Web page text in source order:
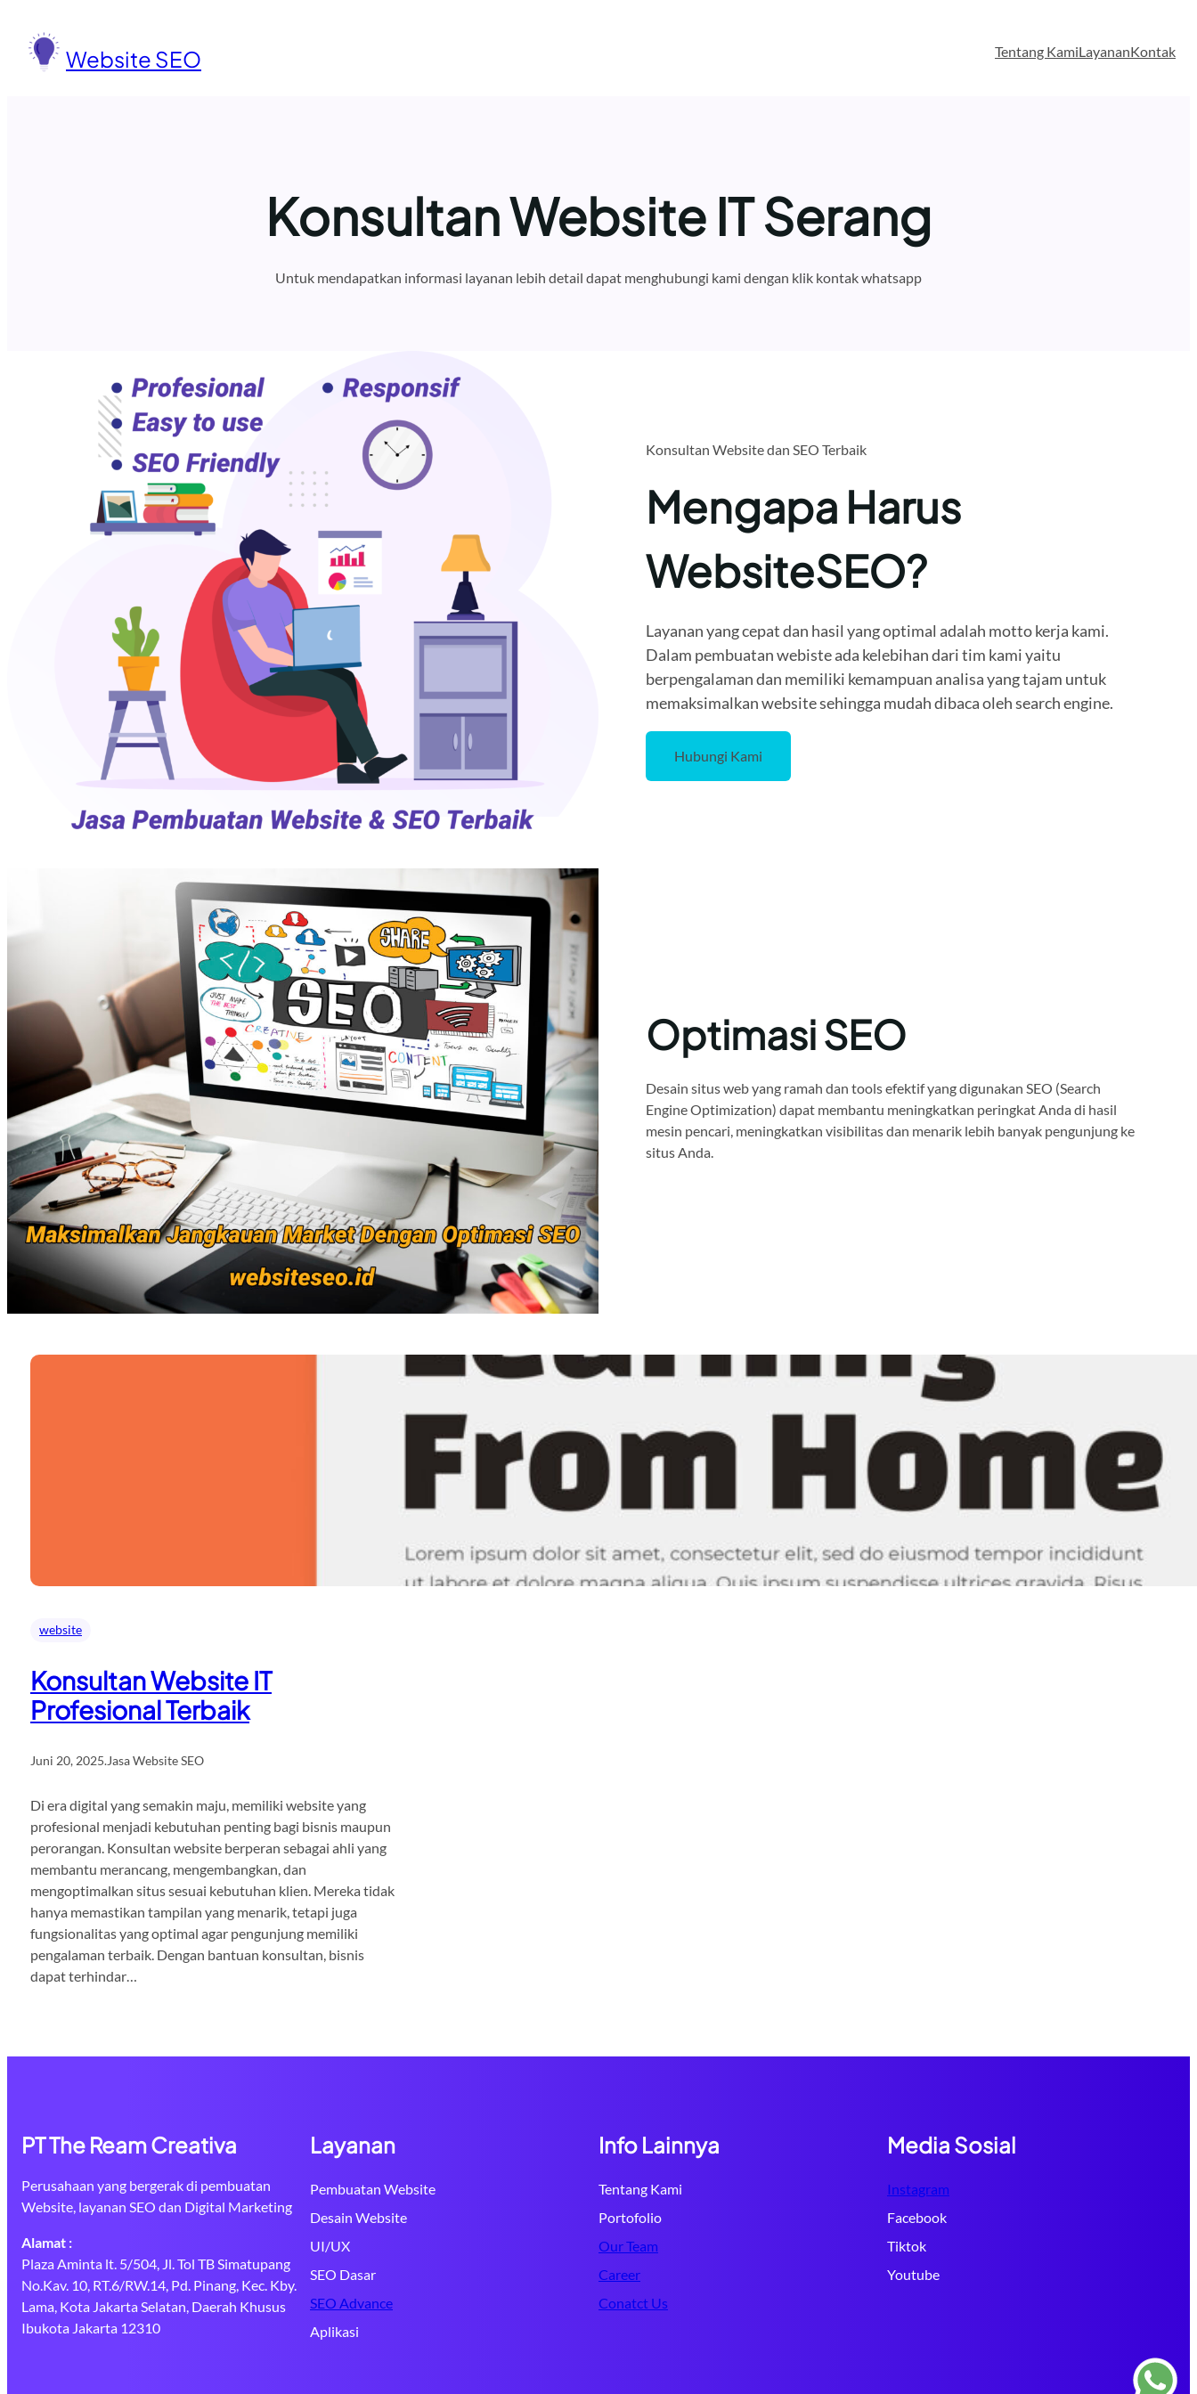
konten
Website SEO Tentang KamiLayananKontak
Konsultan Website IT Serang
Untuk mendapatkan informasi layanan lebih detail dapat menghubungi kami dengan klik kontak whatsapp
Konsultan Website dan SEO Terbaik
Mengapa Harus
WebsiteSEO?
Layanan yang cepat dan hasil yang optimal adalah motto kerja kami.
Dalam pembuatan webiste ada kelebihan dari tim kami yaitu
berpengalaman dan memiliki kemampuan analisa yang tajam untuk
memaksimalkan website sehingga mudah dibaca oleh search engine.
Hubungi Kami
Optimasi SEO
Desain situs web yang ramah dan tools efektif yang digunakan SEO (Search
Engine Optimization) dapat membantu meningkatkan peringkat Anda di hasil
mesin pencari, meningkatkan visibilitas dan menarik lebih banyak pengunjung ke
situs Anda.
website
Konsultan Website IT
Profesional Terbaik
Juni 20, 2025.Jasa Website SEO
Di era digital yang semakin maju, memiliki website yang
profesional menjadi kebutuhan penting bagi bisnis maupun
perorangan. Konsultan website berperan sebagai ahli yang
membantu merancang, mengembangkan, dan
mengoptimalkan situs sesuai kebutuhan klien. Mereka tidak
hanya memastikan tampilan yang menarik, tetapi juga
fungsionalitas yang optimal agar pengunjung memiliki
pengalaman terbaik. Dengan bantuan konsultan, bisnis
dapat terhindar…
PT The Ream Creativa
Perusahaan yang bergerak di pembuatan
Website, layanan SEO dan Digital Marketing
Alamat :
Plaza Aminta lt. 5/504, Jl. Tol TB Simatupang
No.Kav. 10, RT.6/RW.14, Pd. Pinang, Kec. Kby.
Lama, Kota Jakarta Selatan, Daerah Khusus
Ibukota Jakarta 12310
Layanan
Pembuatan Website
Desain Website
UI/UX
SEO Dasar
SEO Advance
Aplikasi
Info Lainnya
Tentang Kami
Portofolio
Our Team
Career
Conatct Us
Media Sosial
Instagram
Facebook
Tiktok
Youtube